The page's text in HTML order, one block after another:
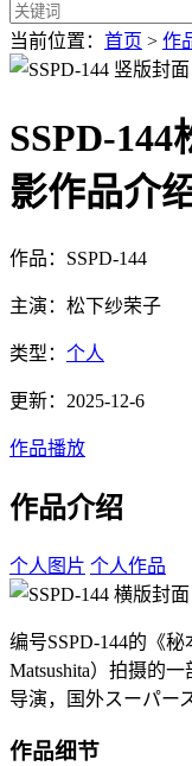
当前位置： 首页 > 作
SSPD-
影作品介
作品：SSPD-144
主演：松下纱荣子
类型： 个人
更新：2025-12-6
作品播放
作品介绍
个人图片 个人作品
编号SSPD-144的《
Matsushita）拍摄的
导演，国外スーパー
作品细节